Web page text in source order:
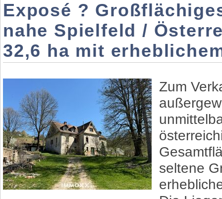
Exposé ?
nahe Spielfeld /
32,6 ha mit
Zum
seltene